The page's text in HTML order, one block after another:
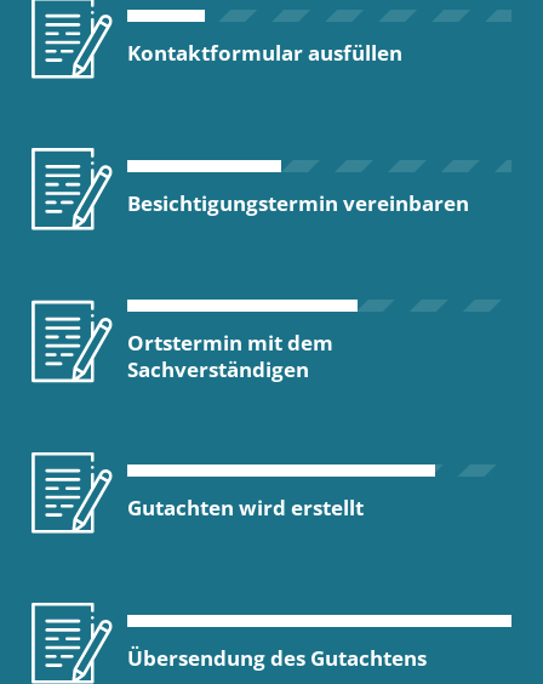
Kontaktformular ausfüllen
Besichtigungstermin vereinbaren
Ortstermin mit dem
Sachverständigen
Gutachten wird erstellt
Übersendung des Gutachtens